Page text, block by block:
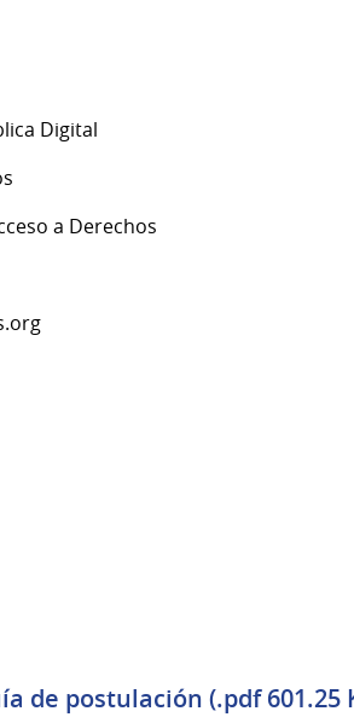
Digital
a Derechos
de postulación (.pdf 601.25